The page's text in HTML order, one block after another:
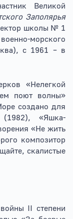
Великой
Заполярья
школы № 1
морского
с 1961 – в
«Нелегкой
поют волны»
создано для
(1982), «Яшка-
«Не жить
композитор
скалистые
II степени